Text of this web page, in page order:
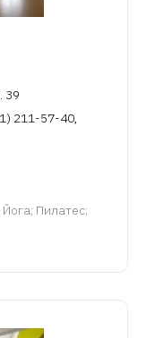
39
211-57-40,
Пилатес;